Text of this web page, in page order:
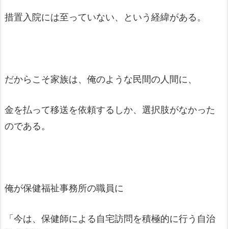
措置入院には至っていない、という経緯がある。
だからこそ家族は、俺のような民間の人間に、
金を払って移送を依頼するしか、選択肢がなかった
のである。
俺が保健福祉事務所の職員に
「今は、保健師による自宅訪問を積極的に行う自治